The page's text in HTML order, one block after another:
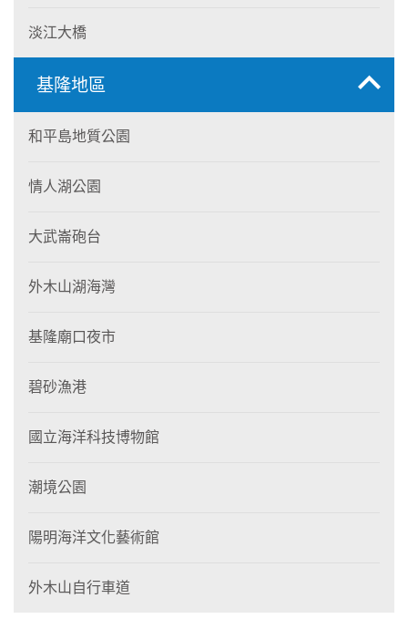
淡江大橋
基隆地區
和平島地質公園
情人湖公園
大武崙砲台
外木山湖海灣
基隆廟口夜市
碧砂漁港
國立海洋科技博物館
潮境公園
陽明海洋文化藝術館
外木山自行車道